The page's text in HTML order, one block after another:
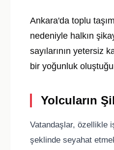
Ankara'da toplu
nedeniyle halkın
sayılarının yetersiz
bir yoğunluk
Yolcuların
Vatandaşlar, özellikle
şeklinde seyahat